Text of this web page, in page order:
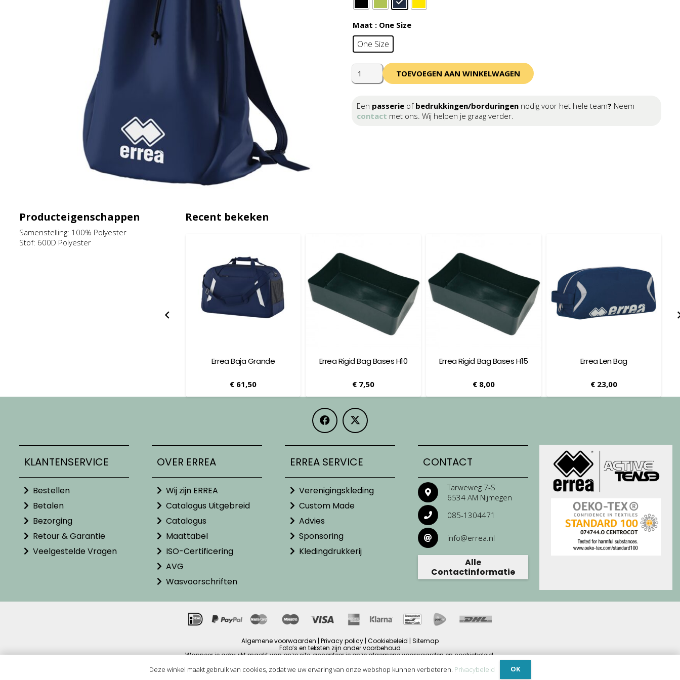
Maat : One Size
One Size
Bengala
TOEVOEGEN AAN WINKELWAGEN
Een passerieof bedrukkingen/borduringennodig voor het hele team? Neem
contact met ons. Wij helpen je graag verder.
Producteigenschappen
Samenstelling: 100% Polyester
Stof: 600D Polyester
Recent bekeken
Errea Baja Grande
€ 61,50
Errea Rigid Bag Bases H10
€ 7,50
Errea Rigid Bag Bases H15
€8,00
Errea Len Bag
€23,00
KLANTENSERVICE
Bestellen
Betalen
Bezorging
Retour & Garantie
Veelgestelde Vragen
OVER ERREA
Wij zijn ERREA
Catalogus Uitgebreid
Catalogus
Maattabel
ISO-Certificering
AVG
Wasvoorschriften
ERREA SERVICE
Verenigingskleding
Custom Made
Advies
Sponsoring
Kledingdrukkerij
CONTACT
Tarweweg 7-S
6534 AM Nijmegen
085-1304471
info@errea.nl
Alle
Contactinformatie
Algemene voorwaarden | Privacy policy | Cookiebeleid | Sitemap
Foto’s en teksten zijn onder voorbehoud
Wanneer je gebruikt maakt van onze site, accepteer je onze algemene voorwaarden en cookiebeleid.
Copyright © 2025
Deze winkel maakt gebruik van cookies, zodat we uw ervaring van onze webshop kunnen verbeteren. Privacybeleid OK